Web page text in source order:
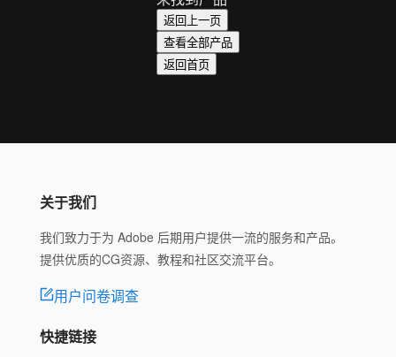
返回上一页
查看全部产品
返回首页
关于我们
我们致力于为 Adobe 后期用户提供一流的服务和产品。
提供优质的CG资源、教程和社区交流平台。
用户问卷调查
快捷链接